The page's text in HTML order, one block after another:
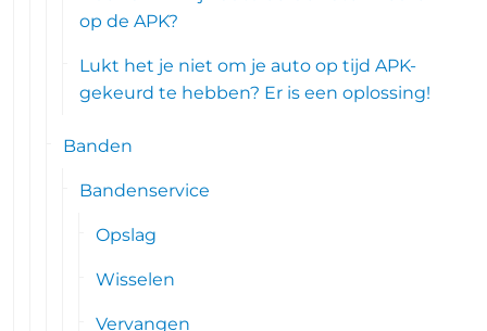
op de APK?
Lukt het je niet om je auto op tijd APK-
gekeurd te hebben? Er is een oplossing!
Banden
Bandenservice
Opslag
Wisselen
Vervangen